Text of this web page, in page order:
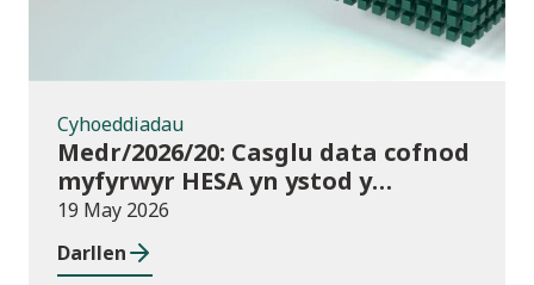
Cyhoeddiadau
Medr/2026/20: Casglu data cofnod
myfyrwyr HESA yn ystod y
flwyddyn – disgwyliadau a chyllid
ar gyfer darparwyr addysg uwch
yng Nghymru
19 May 2026
Darllen